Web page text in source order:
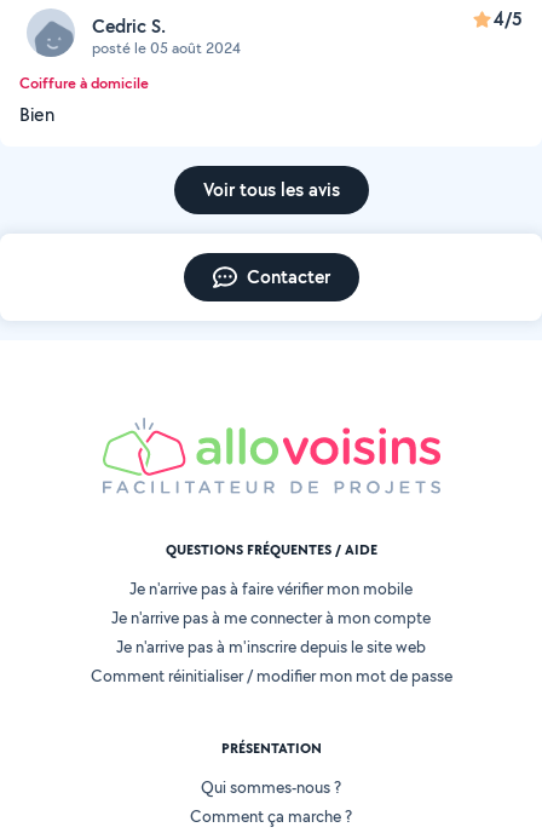
Cedric S.
posté le 05 août 2024
4/5
Coiffure à domicile
Bien
Voir tous les avis
Contacter
QUESTIONS FRÉQUENTES / AIDE
Je n'arrive pas à faire vérifier mon mobile
Je n'arrive pas à me connecter à mon compte
Je n'arrive pas à m'inscrire depuis le site web
Comment réinitialiser / modifier mon mot de passe
PRÉSENTATION
Qui sommes-nous ?
Comment ça marche ?